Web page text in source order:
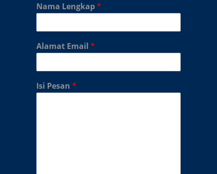
Nama Lengkap*
Alamat Email *
Isi Pesan *